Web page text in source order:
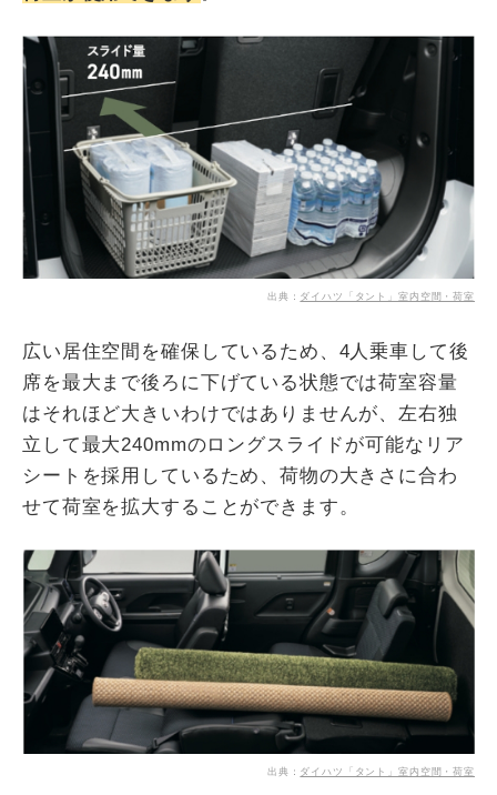
出典： ダイハツ「タント」室内空間・荷室
広い居住空間を確保しているため、4人乗車して後
席を最大まで後ろに下げている状態では荷室容量
はそれほど大きいわけではありませんが、左右独
立して最大240mmのロングスライドが可能なリア
シートを採用しているため、荷物の大きさに合わ
せて荷室を拡大することができます。
出典： ダイハツ「タント」室内空間・荷室